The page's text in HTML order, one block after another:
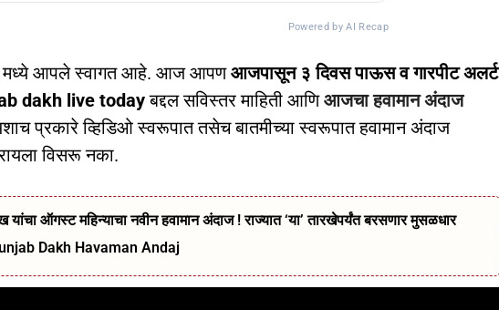
Powered by AI Recap
मध्ये आपले स्वागत आहे. आज आपणआजपासून ३ दिवस पाऊस व गारपीट अलर्ट
dakh live todayबद्दल सविस्तर माहिती आणिआजचा हवामान अंदाज
प्रकारे व्हिडिओ स्वरूपात तसेच बातमीच्या स्वरूपात हवामान अंदाज
विसरू नका.
यांचा ऑगस्ट महिन्याचा नवीन हवामान अंदाज ! राज्यात ‘या’ तारखेपर्यंत बरसणार मुसळधार
Dakh Havaman Andaj